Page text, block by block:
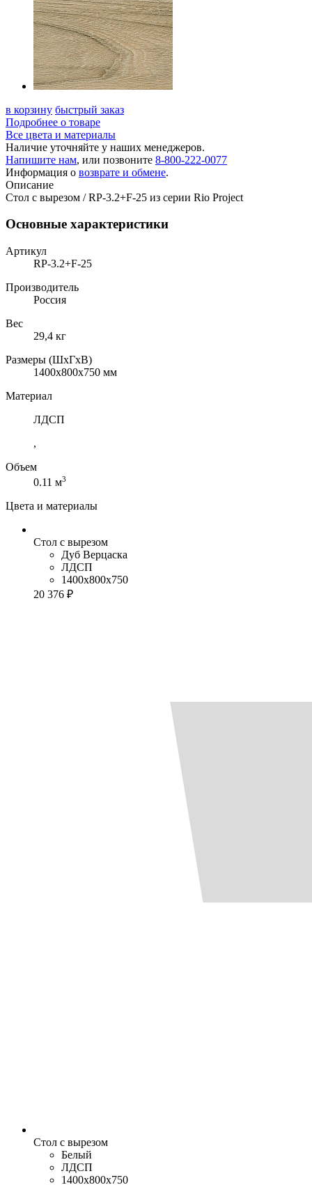
в корзину быстрый заказ
Подробнее о товаре
Все цвета и материалы
Наличие уточняйте у наших менеджеров.
Напишите нам, или позвоните 8-800-222-0077
Информация о возврате и обмене.
Описание
Стол с вырезом / RP-3.2+F-25 из серии Rio Project
Основные характеристики
Артикул
RP-3.2+F-25
Производитель
Россия
Вес
29,4 кг
Размеры (ШхГхВ)
1400x800x750 мм
Материал
ЛДСП
,
Объем
0.11 м3
Цвета и материалы
Стол с вырезом
Дуб Верцаска
ЛДСП
1400x800x750
20 376 ₽
Стол с вырезом
Белый
ЛДСП
1400x800x750